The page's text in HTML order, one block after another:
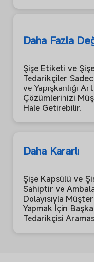
Daha Fazla
Şişe Etiketi ve
Tedarikçiler
ve Yapışkanlığı
Çözümlerinizi
Hale Getirebilir.
Daha Kararlı
Şişe Kapsülü ve
Sahiptir ve
Dolayısıyla
Yapmak İçin
Tedarikçisi